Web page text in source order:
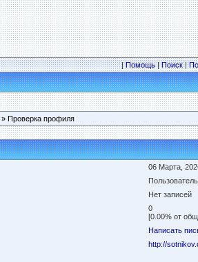
|Помощь|Поиск|
» Проверка профиля
06 Марта,
Пользователь
Нет записей
0
[0.00% от
Написать
http://